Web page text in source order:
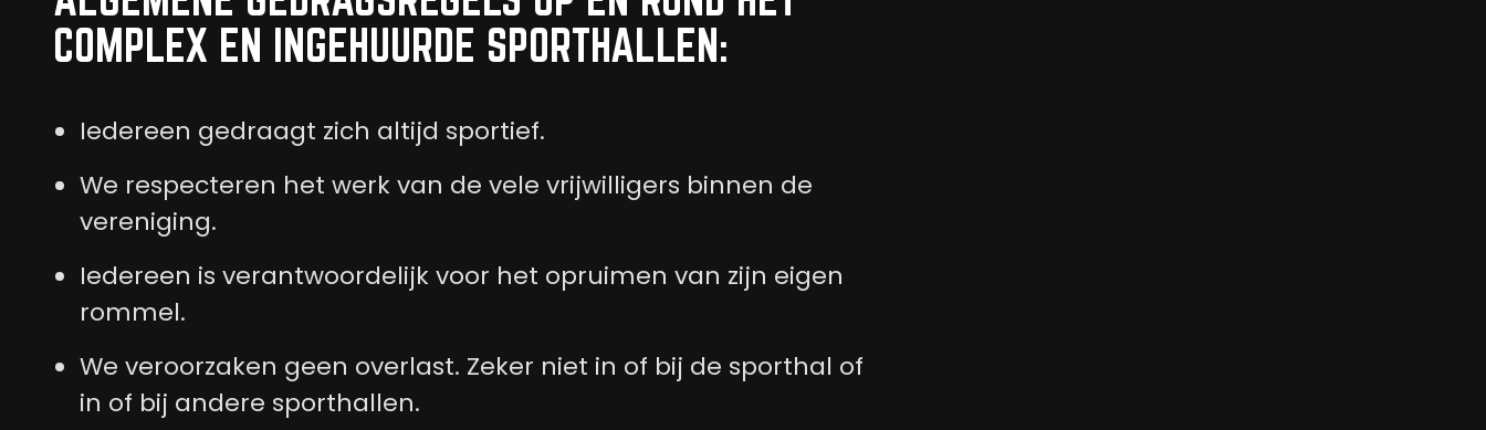
COMPLEX EN INGEHUURDE SPORTHALLEN:
Iedereen gedraagt zich altijd sportief.
We respecteren het werk van de vele vrijwilligers binnen de
vereniging.
Iedereen is verantwoordelijk voor het opruimen van zijn eigen
rommel.
We veroorzaken geen overlast. Zeker niet in of bij de sporthal of
in of bij andere sporthallen.